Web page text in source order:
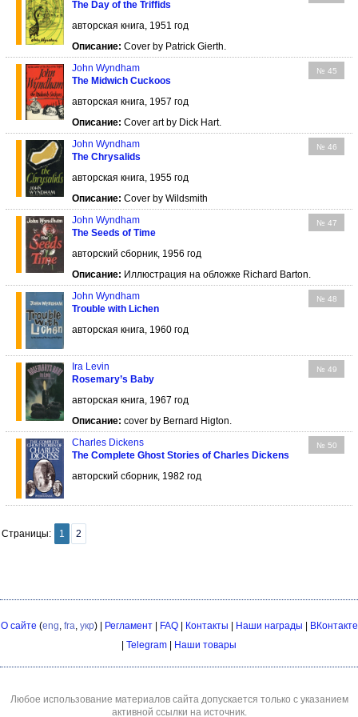
The Day of the Triffids
авторская книга, 1951 год
Описание: Cover by Patrick Gierth.
№ 45
John Wyndham
The Midwich Cuckoos
авторская книга, 1957 год
Описание: Cover art by Dick Hart.
№ 46
John Wyndham
The Chrysalids
авторская книга, 1955 год
Описание: Cover by Wildsmith
№ 47
John Wyndham
The Seeds of Time
авторский сборник, 1956 год
Описание: Иллюстрация на обложке Richard Barton.
№ 48
John Wyndham
Trouble with Lichen
авторская книга, 1960 год
№ 49
Ira Levin
Rosemary’s Baby
авторская книга, 1967 год
Описание: cover by Bernard Higton.
№ 50
Charles Dickens
The Complete Ghost Stories of Charles Dickens
авторский сборник, 1982 год
Страницы: 1 2
О сайте (eng, fra, укр) | Регламент| FAQ| Контакты Наши награды
ВКонтакте
Telegram Наши товары
Любое использование материалов сайта допускается только с указанием
активной ссылки на источник.